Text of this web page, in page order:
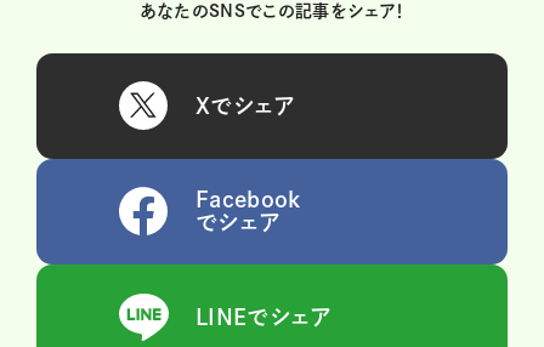
あなたのSNSでこの記事をシェア！
Xでシェア
Facebook
でシェア
LINEでシェア